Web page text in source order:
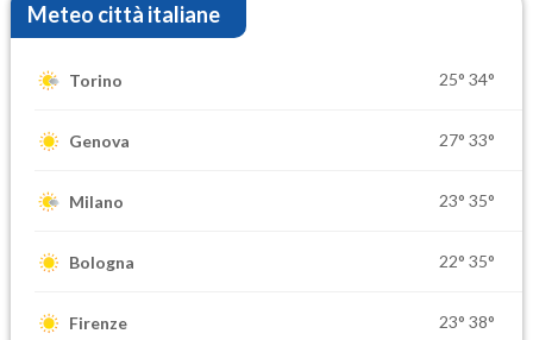
Meteo città italiane
Torino 25° 34°
Genova 27° 33°
Milano 23° 35°
Bologna 22° 35°
Firenze 23° 38°